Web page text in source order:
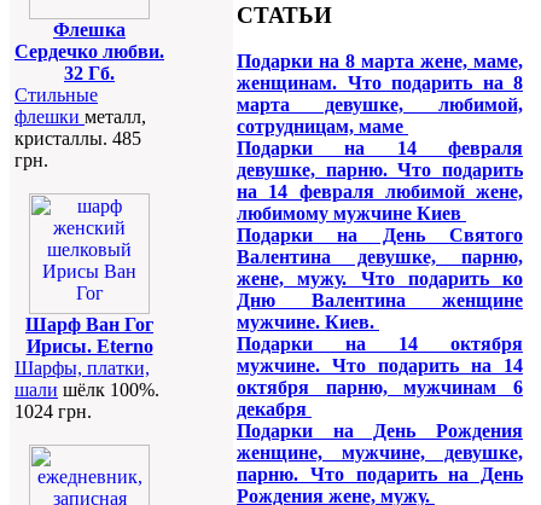
Флешка
Сердечко любви.
32 Гб.
Стильные
флешки металл,
кристаллы. 485
грн.
Шарф Ван Гог
Ирисы. Eterno
Шарфы, платки,
шали шёлк 100%.
1024 грн.
СТАТЬИ
Подарки на 8 марта жене, маме,
женщинам. Что подарить на 8
марта девушке, любимой,
сотрудницам, маме
Подарки на 14 февраля
девушке, парню. Что подарить
на 14 февраля любимой жене,
любимому мужчине Киев
Подарки на День Святого
Валентина девушке, парню,
жене, мужу. Что подарить ко
Дню Валентина женщине
мужчине. Киев.
Подарки на 14 октября
мужчине. Что подарить на 14
октября парню, мужчинам 6
декабря
Подарки на День Рождения
женщине, мужчине, девушке,
парню. Что подарить на День
Рождения жене, мужу.